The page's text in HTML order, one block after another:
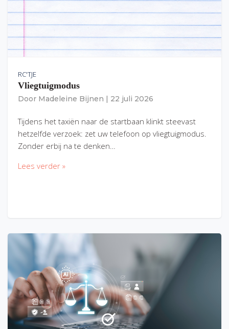
RC'TJE
Vliegtuigmodus
Door Madeleine Bijnen 22 juli 2026
Tijdens het taxiën naar de startbaan klinkt steevast
hetzelfde verzoek: zet uw telefoon op vliegtuigmodus.
Zonder erbij na te denken…
Lees verder »